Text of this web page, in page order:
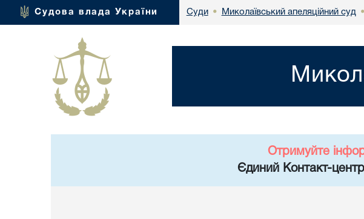
Судова влада України Суди • Миколаївський апеляційний суд •
Отримуйте
Єдиний Контакт-